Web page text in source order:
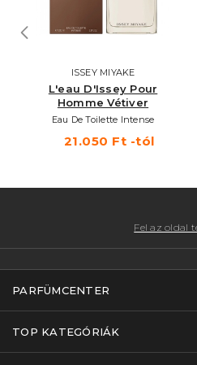
ISSEY MIYAKE
L'eau D'Issey Pour
Homme Vétiver
Eau De Toilette Intense
21.050 Ft -tól
Fel az oldal
PARFÜMCENTER
TOP KATEGÓRIÁK